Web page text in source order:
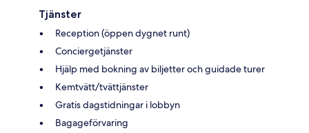
Tjänster
Reception (öppen dygnet runt)
Conciergetjänster
Hjälp med bokning av biljetter och guidade turer
Kemtvätt/tvättjänster
Gratis dagstidningar i lobbyn
Bagageförvaring